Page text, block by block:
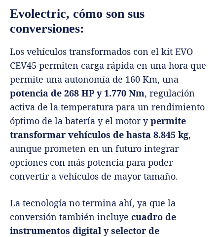
Evolectric, cómo son sus
conversiones:
Los vehículos transformados con el kit EVO
CEV45 permiten carga rápida en una hora que
permite una autonomía de 160 Km, una
potencia de 268 HP y 1.770 Nm, regulación
activa de la temperatura para un rendimiento
óptimo de la batería y el motor ypermite
transformar vehículos de hasta 8.845 kg,
aunque prometen en un futuro integrar
opciones con más potencia para poder
convertir a vehículos de mayor tamaño.
La tecnología no termina ahí, ya que la
conversión también incluye cuadro de
instrumentos digital y selector de